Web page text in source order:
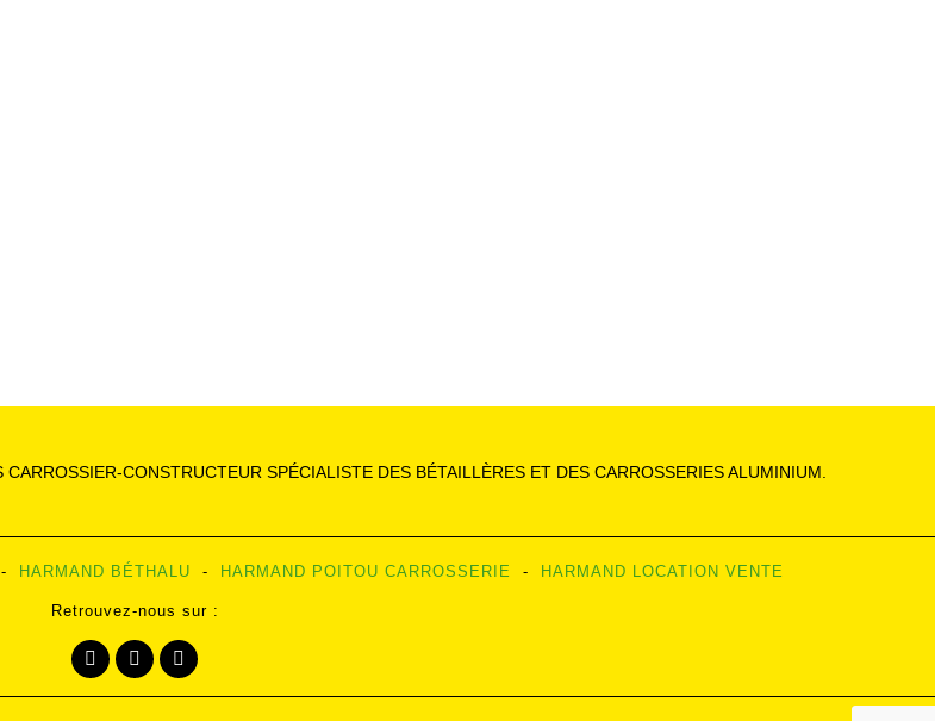
CARROSSIER-CONSTRUCTEUR SPÉCIALISTE DES BÉTAILLÈRES ET DES CARROSSERIES ALUMINIUM.
HARMAND BÉTHALU - HARMAND POITOU CARROSSERIE - HARMAND LOCATION VENTE
Retrouvez-nous sur :